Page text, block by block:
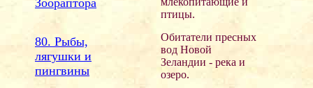
птицы.
80. Рыбы,
лягушки и
пингвины
Обитатели пресных
вод Новой
Зеландии - река и
озеро.